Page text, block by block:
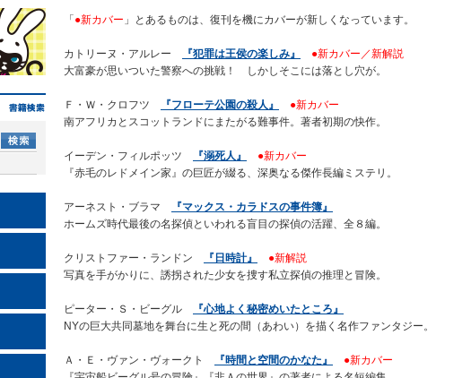
「 ●新カバー 」とあるものは、復刊を機にカバーが新しくなっています。
カトリーヌ・アルレー 『犯罪は王侯の楽しみ』
●新カバー／新解説
大富豪が思いついた警察への挑戦！ しかしそこには落とし穴が。
Ｆ・Ｗ・クロフツ 『フローテ公園の殺人』
●新カバー
南アフリカとスコットランドにまたがる難事件。著者初期の快作。
イーデン・フィルポッツ 『溺死人』
●新カバー
『赤毛のレドメイン家』の巨匠が綴る、深奥なる傑作長編ミステリ。
アーネスト・ブラマ
『マックス・カラドスの事件簿』
ホームズ時代最後の名探偵といわれる盲目の探偵の活躍、全８編。
クリストファー・ランドン 『日時計』
●新解説
写真を手がかりに、誘拐された少女を捜す私立探偵の推理と冒険。
ピーター・Ｓ・ビーグル
『心地よく秘密めいたところ』
NYの巨大共同墓地を舞台に生と死の間（あわい）を描く名作ファンタジー。
Ａ・Ｅ・ヴァン・ヴォークト 『時間と空間のかなた』
●新カバー